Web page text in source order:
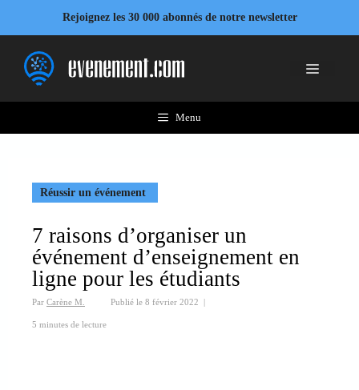
contenu
Rejoignez les 30 000 abonnés de notre newsletter
Menu
Menu
Réussir un événement
7 raisons d’organiser un
événement d’enseignement en
ligne pour les étudiants
Par Carène M. Publié le 8 février 2022 |
5 minutes de lecture